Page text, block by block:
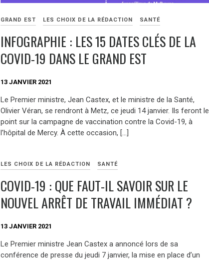
GRAND EST LES CHOIX DE LA RÉDACTION SANTÉ
INFOGRAPHIE : LES 15 DATES CLÉS DE LA
COVID-19 DANS LE GRAND EST
13 JANVIER 2021
Le Premier ministre, Jean Castex, et le ministre de la Santé,
Olivier Véran, se rendront à Metz, ce jeudi 14 janvier. Ils feront le
point sur la campagne de vaccination contre la Covid-19, à
l’hôpital de Mercy. À cette occasion, […]
LES CHOIX DE LA RÉDACTION SANTÉ
COVID-19 : QUE FAUT-IL SAVOIR SUR LE
NOUVEL ARRÊT DE TRAVAIL IMMÉDIAT ?
13 JANVIER 2021
Le Premier ministre Jean Castex a annoncé lors de sa
conférence de presse du jeudi 7 janvier, la mise en place d’un